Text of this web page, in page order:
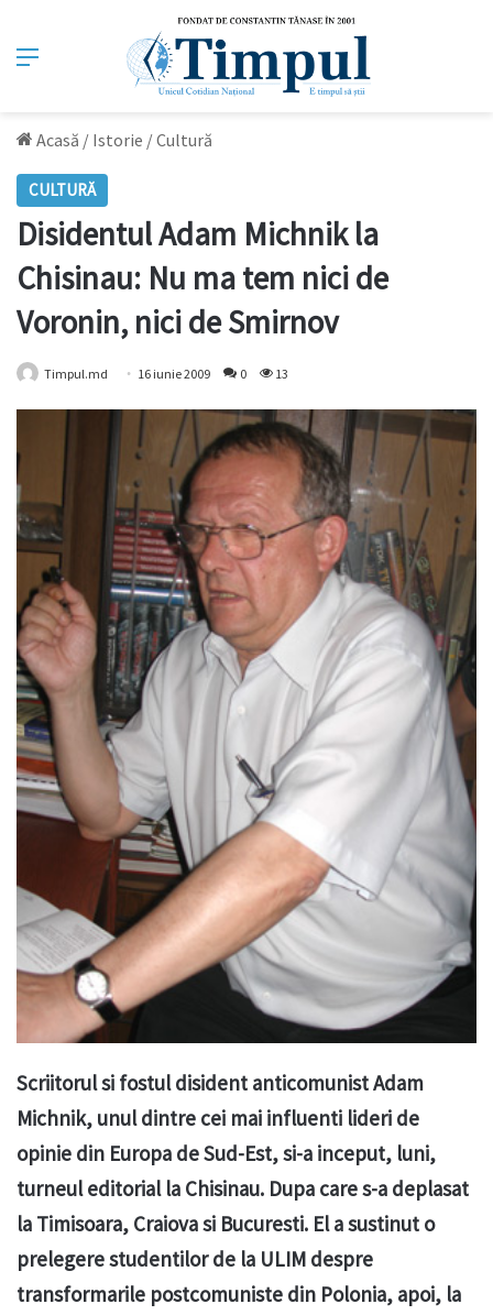
Meniu
Acasă / Istorie /Cultură
CULTURĂ
Disidentul Adam Michnik la
Chisinau: Nu ma tem nici de
Voronin, nici de Smirnov
Timpul.md 16 iunie 2009 0 13
Scriitorul si fostul disident anticomunist Adam
Michnik, unul dintre cei mai influenti lideri de
opinie din Europa de Sud-Est, si-a inceput, luni,
turneul editorial la Chisinau. Dupa care s-a deplasat
la Timisoara, Craiova si Bucuresti. El a sustinut o
prelegere studentilor de la ULIM despre
transformarile postcomuniste din Polonia, apoi, la